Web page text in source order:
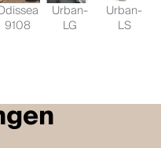
9108
Urban-
LG
Urban-
LS